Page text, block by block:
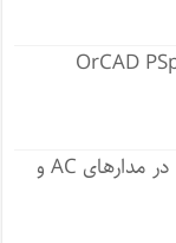
انواع اپتوکوپلر و کاربردهای آنها در مدارهای AC و